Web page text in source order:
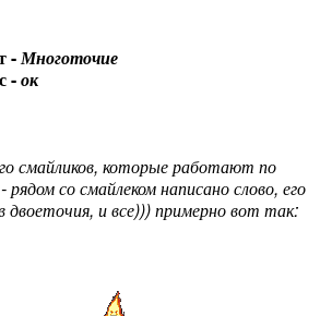
-Многоточие
-ок
смайликов, которые работают по
со смайлеком написано слово, его
двоеточия, и все))) примерно вот так: